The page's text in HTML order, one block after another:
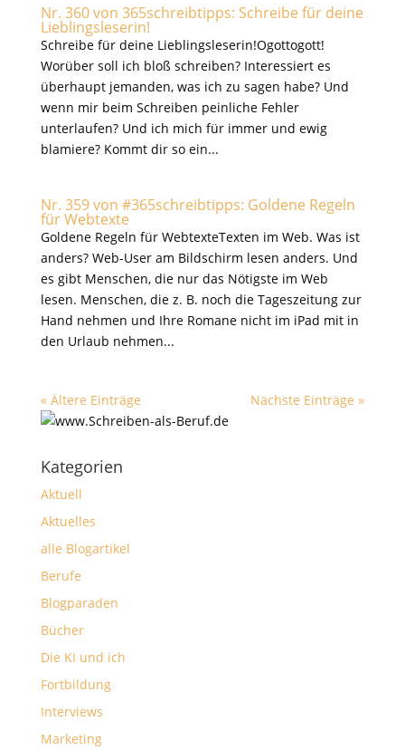
Nr. 360 von 365schreibtipps: Schreibe für deine
Lieblingsleserin!
Schreibe für deine Lieblingsleserin!Ogottogott!
Worüber soll ich bloß schreiben? Interessiert es
überhaupt jemanden, was ich zu sagen habe? Und
wenn mir beim Schreiben peinliche Fehler
unterlaufen? Und ich mich für immer und ewig
blamiere? Kommt dir so ein...
Nr. 359 von #365schreibtipps: Goldene Regeln
für Webtexte
Goldene Regeln für WebtexteTexten im Web. Was ist
anders? Web-User am Bildschirm lesen anders. Und
es gibt Menschen, die nur das Nötigste im Web
lesen. Menschen, die z. B. noch die Tageszeitung zur
Hand nehmen und Ihre Romane nicht im iPad mit in
den Urlaub nehmen...
« Ältere Einträge Nächste Einträge »
Kategorien
Aktuell
Aktuelles
alle Blogartikel
Berufe
Blogparaden
Bücher
Die KI und ich
Fortbildung
Interviews
Marketing